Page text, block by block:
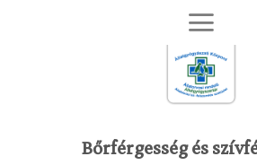
Bőrférgesség és